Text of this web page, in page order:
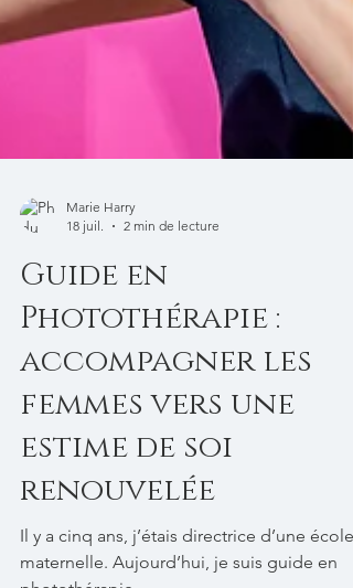
18 juil.
2 min de lecture
Guide en
Photothérapie :
accompagner les
femmes vers une
estime de soi
renouvelée
Il y a cinq ans, j’étais directrice d’une école